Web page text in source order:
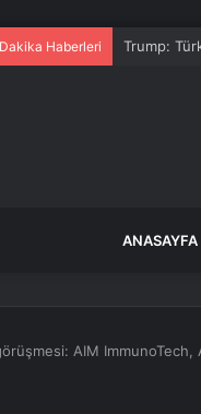
Haberleri Trump:
ANASAYFA
AIM